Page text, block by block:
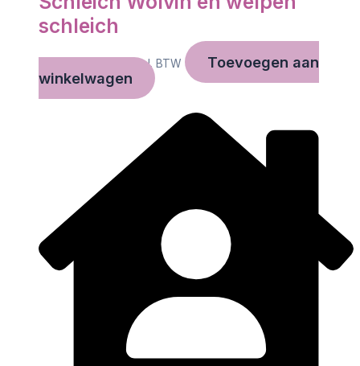
schleich
€10,45 €7,02 Incl. BTW
Toevoegen aan
winkelwagen